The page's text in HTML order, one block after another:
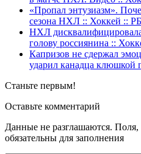
«Пропал энтузиазм».
сезона НХЛ :: Хоккей ::
НХЛ
голову россиянина ::
Капризов не сдержал
ударил канадца
Станьте первым!
Оставьте комментарий
Данные не разглашаются. Поля,
обязательны для заполнения